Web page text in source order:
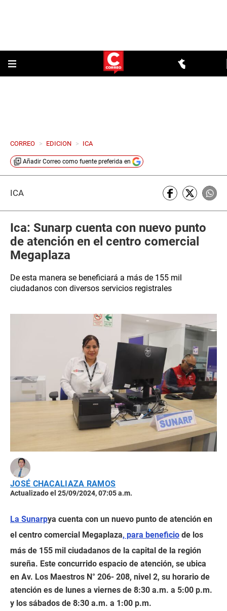
CORREO > EDICION > ICA
Añadir Correo como fuente preferida en
ICA
Ica: Sunarp cuenta con nuevo punto
de atención en el centro comercial
Megaplaza
De esta manera se beneficiará a más de 155 mil
ciudadanos con diversos servicios registrales
JOSÉ CHACALIAZA RAMOS
Actualizado el 25/09/2024, 07:05 a.m.
La Sunarpya cuenta con un nuevo punto de atención en
el centro comercial Megaplaza, para beneficio de los
más de 155 mil ciudadanos de la capital de la región
sureña. Este concurrido espacio de atención, se ubica
en Av. Los Maestros N° 206- 208, nivel 2, su horario de
atención es de lunes a viernes de 8:30 a.m. a 5:00 p.m.
y los sábados de 8:30 a.m. a 1:00 p.m.